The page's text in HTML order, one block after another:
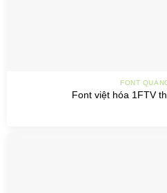
FONT
Font việt hóa 1FTV